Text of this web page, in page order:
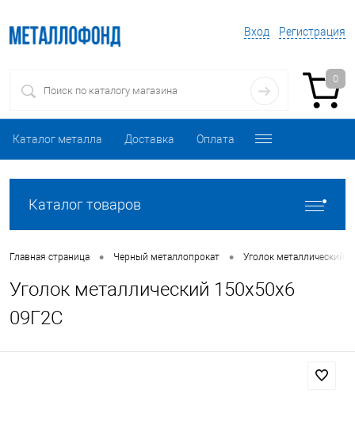
Вход Регистрация
0
Каталог металла Доставка Оплата
Каталог товаров
Главная страница • Черный металлопрокат • Уголок металлический
Уголок металлический 150х50х6
09Г2С